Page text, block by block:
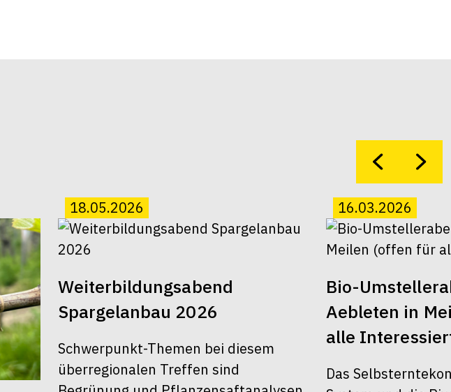
18.05.2026
Weiterbildungsabend
Spargelanbau 2026
Schwerpunkt-Themen bei diesem
überregionalen Treffen sind
16.03.2026
Bio-
Aebleten in
alle
Das